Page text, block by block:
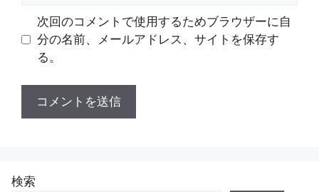
次回のコメントで使用するためブラウザーに自
分の名前、メールアドレス、サイトを保存す
る。
検索